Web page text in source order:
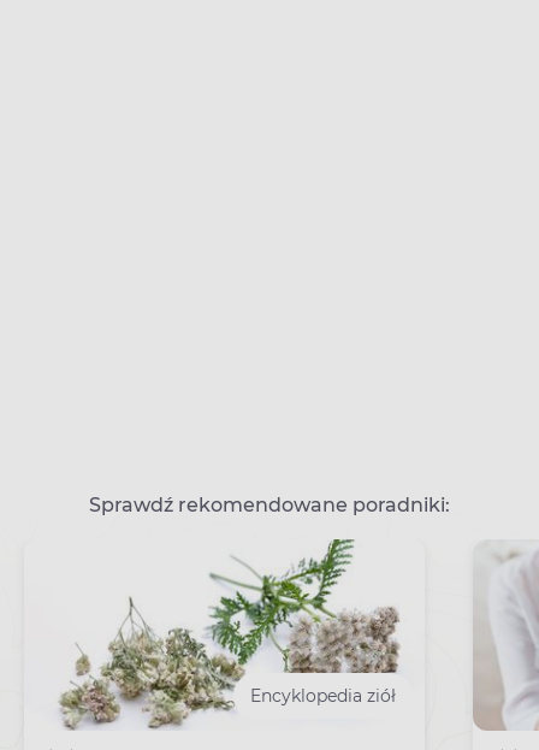
Sprawdź rekomendowane poradniki:
Encyklopedia ziół